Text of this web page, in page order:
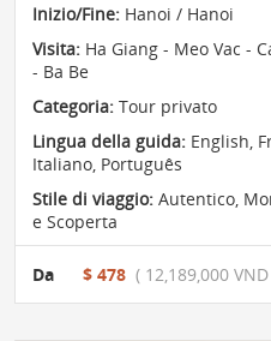
Inizio/Fine: Hanoi / Hanoi
Visita: Ha Giang - Meo Vac -
- Ba Be
Categoria: Tour privato
Lingua della guida: English,
Italiano, Português
Stile di viaggio: Autentico,
e Scoperta
Da $ 478 ( 12,189,000